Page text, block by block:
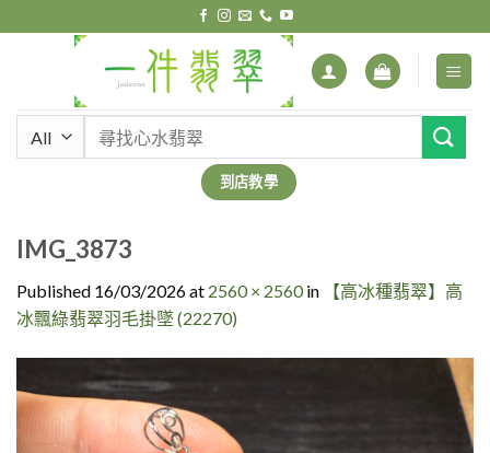
to
到店教學
IMG_3873
Published 16/03/2026at 2560 × 2560in
【高冰種翡翠】高
冰飄綠翡翠羽毛掛墜 (22270)